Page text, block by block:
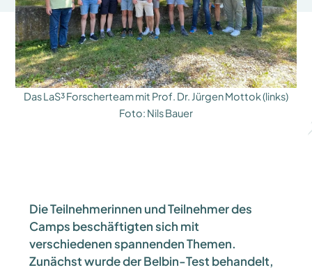
Das LaS³ Forscherteam mit Prof. Dr. Jürgen Mottok (links)
Foto: Nils Bauer
Die Teilnehmerinnen und Teilnehmer des
Camps beschäftigten sich mit
verschiedenen spannenden Themen.
Zunächst wurde der Belbin-Test behandelt,